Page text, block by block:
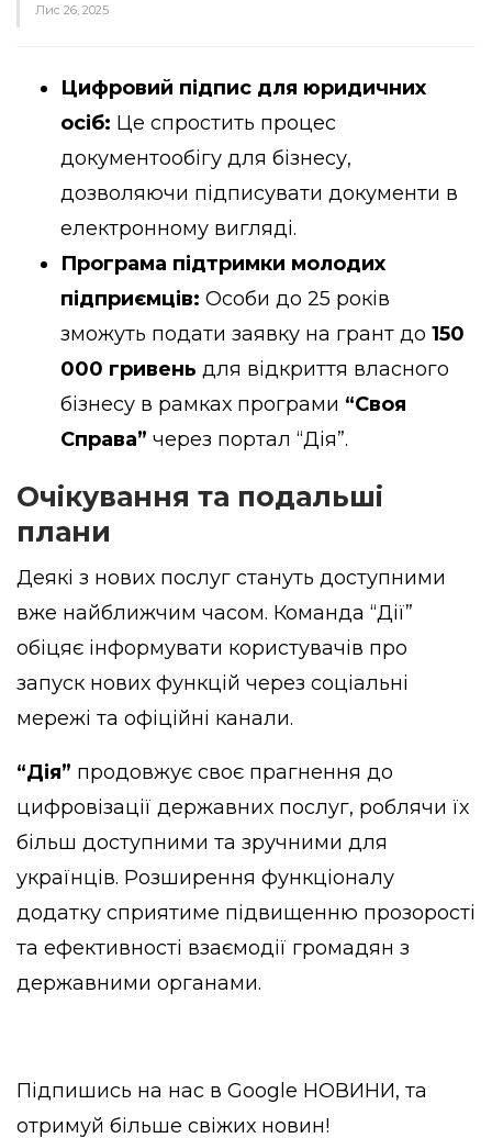
Лис 26, 2025
Цифровий підпис для юридичних
осіб: Це спростить процес
документообігу для бізнесу,
дозволяючи підписувати документи в
електронному вигляді.
Програма підтримки молодих
підприємців: Особи до 25 років
зможуть подати заявку на грант до 150
000 гривень для відкриття власного
бізнесу в рамках програми “Своя
Справа” через портал “Дія”.
Очікування та подальші
плани
Деякі з нових послуг стануть доступними
вже найближчим часом. Команда “Дії”
обіцяє інформувати користувачів про
запуск нових функцій через соціальні
мережі та офіційні канали.
“Дія” продовжує своє прагнення до
цифровізації державних послуг, роблячи їх
більш доступними та зручними для
українців. Розширення функціоналу
додатку сприятиме підвищенню прозорості
та ефективності взаємодії громадян з
державними органами.
Підпишись на нас в Google НОВИНИ, та
отримуй більше свіжих новин!